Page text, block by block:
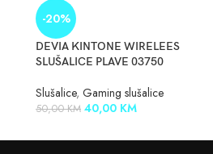
-20%
DEVIA KINTONE WIRELEES
SLUŠALICE PLAVE 03750
Slušalice, Gaming slušalice
50,00KM 40,00 KM